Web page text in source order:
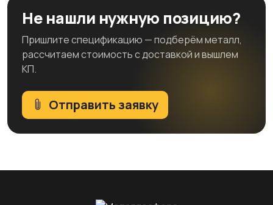
Не нашли нужную позицию?
Пришлите спецификацию — подберём металл,
рассчитаем стоимость с доставкой и вышлем
КП.
Отправить заявку